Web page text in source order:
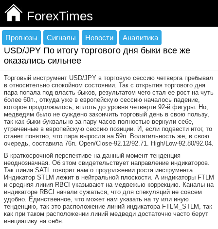
ForexTimes
Прогнозы Сигналы Новости Аналитика
USD/JPY По итогу торгового дня быки все же
оказались сильнее
Торговый инструмент USD/JPY в торговую сессию четверга пребывал
в относительно спокойном состоянии. Так с открытия торгового дня
пара попала под власть быков, результатом чего стал ее рост на чуть
более 60п., откуда уже в европейскую сессию началось падение,
которое продолжалось, вплоть до уровня четверти 92-й фигуры. Но,
медведям было не суждено закончить торговый день в свою пользу,
так как быки буквально за пару часов полностью вернули себе,
утраченные в европейскую сессию позиции. И, если подвести итог, то
станет понятно, что пара выросла на 59п. Волатильность же, в свою
очередь, составила 76п. Open/Close-92.12/92.71. High/Low-92.80/92.04.
В краткосрочной перспективе на данный момент тенденция
неоднозначная. Об этом свидетельствует направление индикаторов.
Так линия SATL говорит нам о продолжении роста инструмента.
Индикатор STLM лежит в нейтральной плоскости. А индикаторы FTLM
и средняя линия RBCI указывают на медвежью коррекцию. Каналы на
индикаторе RBCI начали сужаться, что для спекуляций не совсем
удобно. Единственное, что может нам указать на ту или иную
тенденцию, так это расположение линий индикатора FTLM_STLM, так
как при таком расположении линий медведи достаточно часто берут
инициативу на себя.